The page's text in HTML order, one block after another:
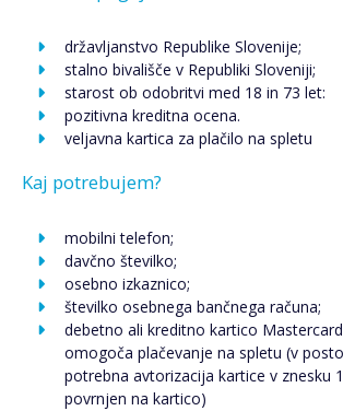
državljanstvo Republike Slovenije;
stalno bivališče v Republiki Sloveniji;
starost ob odobritvi med 18 in 73 let:
pozitivna kreditna ocena.
veljavna kartica za plačilo na spletu
Kaj potrebujem?
mobilni telefon;
davčno številko;
osebno izkaznico;
številko osebnega bančnega računa;
debetno ali kreditno kartico
omogoča plačevanje na spletu (v
potrebna avtorizacija kartice v znesku
povrnjen na kartico)